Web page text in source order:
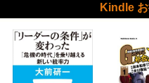
Kindle